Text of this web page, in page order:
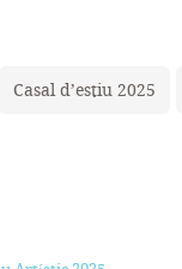
Casal d’estiu 2025